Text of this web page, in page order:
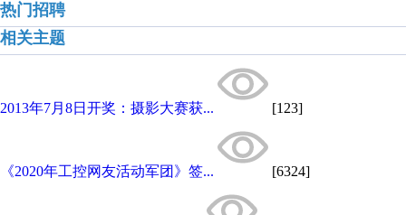
热门招聘
相关主题
2013年7月8日开奖：摄影大赛获... [123]
《2020年工控网友活动军团》签... [6324]